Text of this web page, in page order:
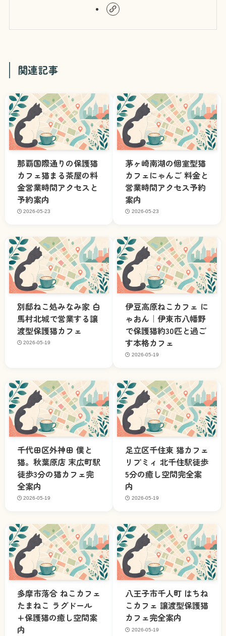
関連記事
那覇国際通りの保護猫
カフェ猫まる茶屋の料
金営業時間アクセスと
予約案内
2026-05-23
茅ヶ崎南湖の個室型猫
カフェにゃんご 料金と
営業時間アクセス予約
案内
2026-05-23
別邸ねこ処みなみ家 白
馬村北城で営業する譲
渡型保護猫カフェ
2026-05-19
伊豆高原ねこカフェ に
ゃおん｜伊東市八幡野
で保護猫約30匹と過ご
す本格カフェ
2026-05-19
千代田区外神田 僕と
猫。秋葉原店 末広町駅
徒歩3分の猫カフェ完
全案内
2026-05-19
足立区千住東 猫カフェ
リプミィ 北千住駅徒歩
5分の癒し空間完全案
内
2026-05-19
多摩市落合 ねこカフェ
たまねこ ラグドール
+保護猫の癒し空間案
内
八王子市千人町 はちね
こカフェ 譲渡型保護猫
カフェ完全案内
2026-05-19